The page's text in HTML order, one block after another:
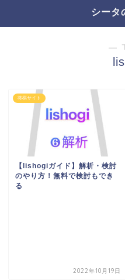
シータ
―
将棋サイト
【lishogiガイド】解析・検討
のやり方！無料で検討もでき
る
2022年10月19日